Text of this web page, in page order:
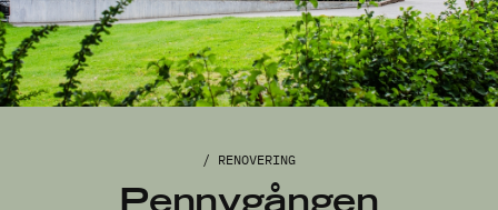
Så arbetar vi
Kontakt
/ RENOVERING
Pennygången